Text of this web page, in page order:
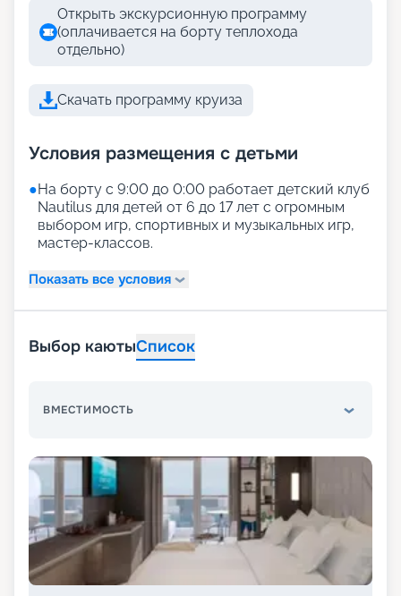
Открыть экскурсионную программу
(оплачивается на борту теплохода
отдельно)
Скачать программу круиза
Условия размещения с детьми
●На борту с 9:00 до 0:00 работает детский клуб
Nautilus для детей от 6 до 17 лет с огромным
выбором игр, спортивных и музыкальных игр,
мастер-классов.
Показать все условия
Выбор каютыСписок
ВМЕСТИМОСТЬ